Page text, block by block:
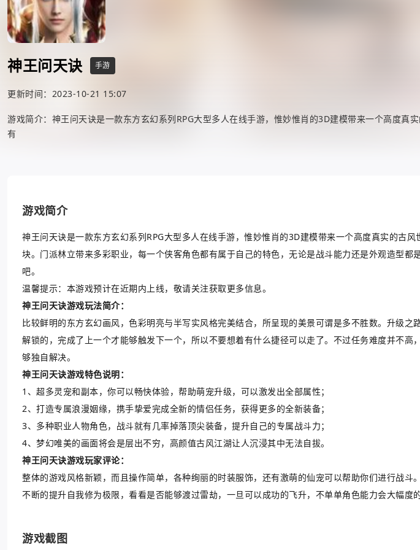
神王问天诀 手游
更新时间：2023-10-21 15:07
游戏简介：神王问天诀是一款东方玄幻系列RPG大型多人在线手游，惟妙惟肖的3D建模带来一个高度
有
游戏简介
神王问天诀是一款东方玄幻系列RPG大型多人在线手游，惟妙惟肖的3D建模带来一个高度真实的古
块。门派林立带来多彩职业，每一个侠客角色都有属于自己的特色，无论是战斗能力还是外观造型都
吧。
温馨提示：本游戏预计在近期内上线，敬请关注获取更多信息。
神王问天诀游戏玩法简介：
比较鲜明的东方玄幻画风，色彩明亮与半写实风格完美结合，所呈现的美景可谓是多不胜数。升级之
解锁的，完成了上一个才能够触发下一个，所以不要想着有什么捷径可以走了。不过任务难度并不高
够独自解决。
神王问天诀游戏特色说明：
1、超多灵宠和副本，你可以畅快体验，帮助萌宠升级，可以激发出全部属性；
2、打造专属浪漫姻缘，携手挚爱完成全新的情侣任务，获得更多的全新装备；
3、多种职业人物角色，战斗就有几率掉落顶尖装备，提升自己的专属战斗力；
4、梦幻唯美的画面将会是层出不穷，高颜值古风江湖让人沉浸其中无法自拔。
神王问天诀游戏玩家评论：
整体的游戏风格新颖，而且操作简单，各种绚丽的时装服饰，还有激萌的仙宠可以帮助你们进行战斗
不断的提升自我修为极限，看看是否能够渡过雷劫，一旦可以成功的飞升，不单单角色能力会大幅度
游戏截图